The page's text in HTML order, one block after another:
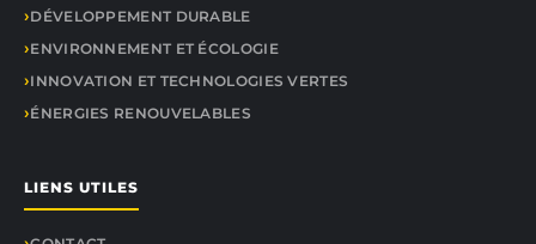
DÉVELOPPEMENT DURABLE
ENVIRONNEMENT ET ÉCOLOGIE
INNOVATION ET TECHNOLOGIES VERTES
ÉNERGIES RENOUVELABLES
LIENS UTILES